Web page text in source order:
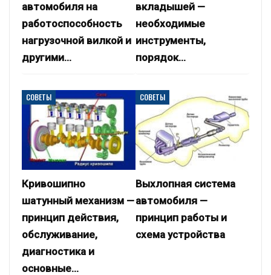
автомобиля на
работоспособность
нагрузочной вилкой и
другими…
вкладышей —
необходимые
инструменты,
порядок…
СОВЕТЫ
Кривошипно
шатунный механизм —
принцип действия,
обслуживание,
диагностика и
основные…
СОВЕТЫ
Выхлопная система
автомобиля —
принцип работы и
схема устройства